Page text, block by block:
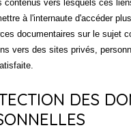
contenus vers lesquels ces
à l'internaute d'accéder
documentaires sur le sujet
vers des sites privés,
DES